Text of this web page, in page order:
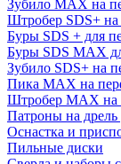
Зубило MAX на
Штробер SDS+ на
Буры SDS + для
Буры SDS MAX
Зубило SDS+ на
Пика MAX на
Штробер MAX на
Патроны на
Оснастка и
Пильные диски